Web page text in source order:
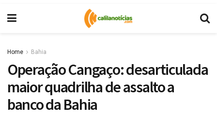
Home Bahia
Operação Cangaço: desarticulada
maior quadrilha de assalto a
banco da Bahia